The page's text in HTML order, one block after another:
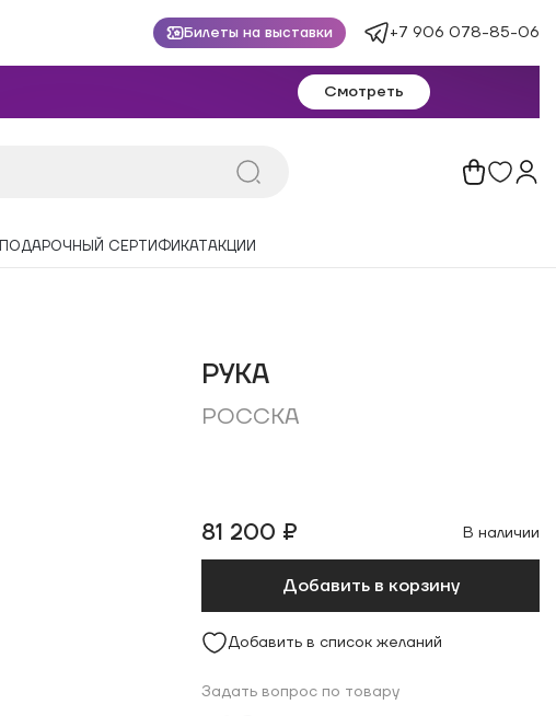
Билеты на выставки +7 906 078-85-06
Смотреть
ПОДАРОЧНЫЙ СЕРТИФИКАТАКЦИИ
РУКА
РОССКА
81 200 ₽ В наличии
Добавить в корзину
Добавить в список желаний
Задать вопрос по товару